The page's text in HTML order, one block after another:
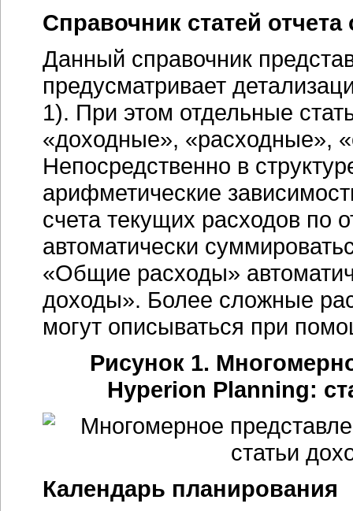
Справочник статей
Данный справочник
предусматривает
1). При этом отдельные
«доходные», «расходные»,
Непосредственно в
арифметические
счета текущих расходов по
автоматически
«Общие расходы»
доходы». Более сложные
могут описываться при
Рисунок 1.
Hyperion Planning:
Календарь планирования